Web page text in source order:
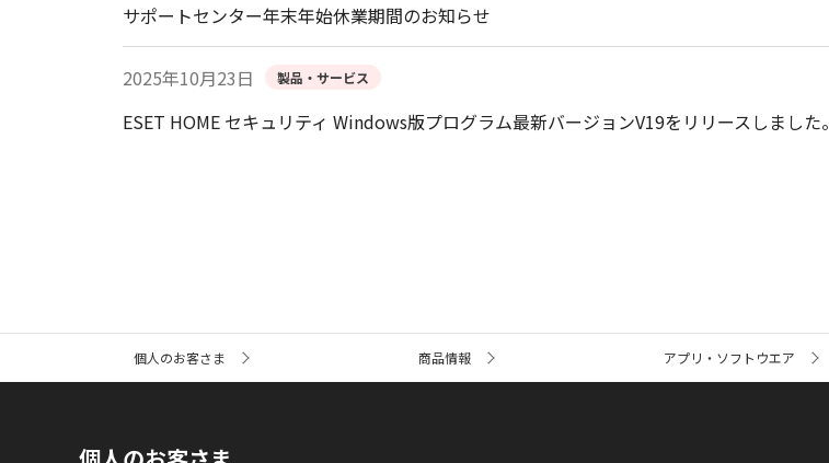
サポートセンター年末年始休業期間のお知らせ
2025年10月23日 製品・サービス
ESET HOME セキュリティ Windows版プログラム最新バージョンV19をリリースしました。
ト
個人のお客さま 商品情報 アプリ・ソフトウエア